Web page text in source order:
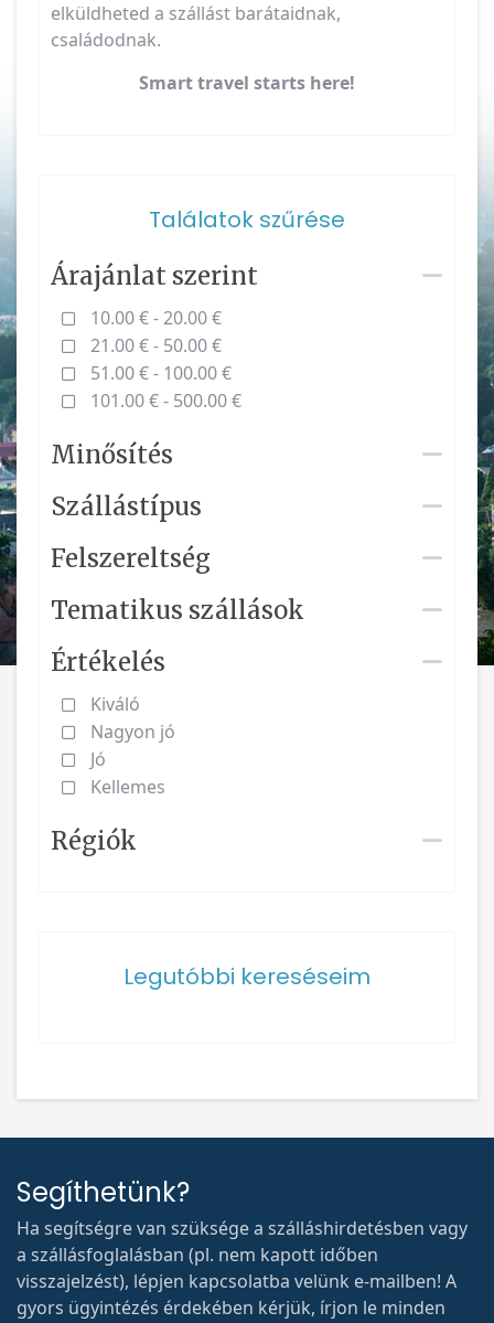
elküldheted a szállást barátaidnak,
családodnak.
Smart travel starts here!
Találatok szűrése
Árajánlat szerint
10.00 € - 20.00 €
21.00 € - 50.00 €
51.00 € - 100.00 €
101.00 € - 500.00 €
Minősítés
Szállástípus
Felszereltség
Tematikus szállások
Értékelés
Kiváló
Nagyon jó
Jó
Kellemes
Régiók
Legutóbbi kereséseim
Segíthetünk?
Ha segítségre van szüksége a szálláshirdetésben vagy
a szállásfoglalásban (pl. nem kapott időben
visszajelzést), lépjen kapcsolatba velünk e-mailben! A
gyors ügyintézés érdekében kérjük, írjon le minden